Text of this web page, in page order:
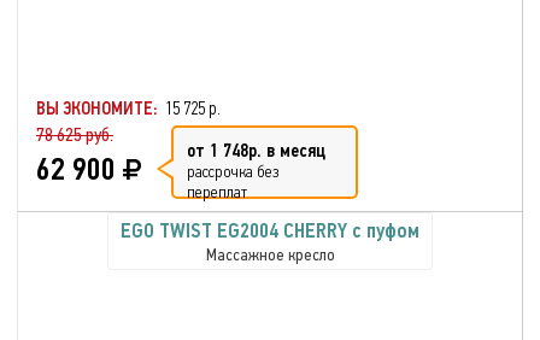
ВЫ ЭКОНОМИТЕ: 15 725 р.
78 625 руб.
62 900 от 1 748р. в месяц
рассрочка без
переплат
EGO TWIST EG2004 CHERRY с пуфом
Массажное кресло